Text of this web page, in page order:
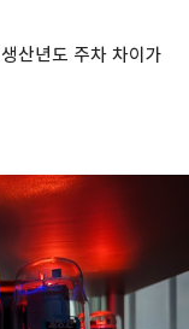
산년도 주차 차이가